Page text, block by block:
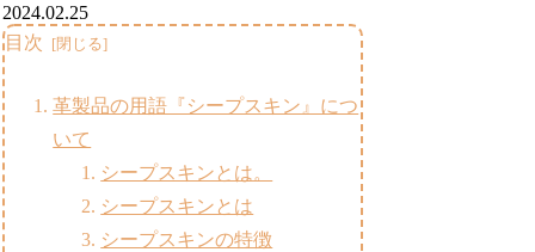
2024.02.25
目次
革製品の用語『シープスキン』につ
いて
シープスキンとは。
シープスキンとは
シープスキンの特徴